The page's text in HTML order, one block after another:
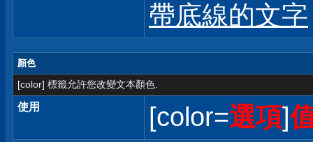
帶底線的文字
顏色
[color] 標籤允許您改變文本顏色.
使用 [color=選項]